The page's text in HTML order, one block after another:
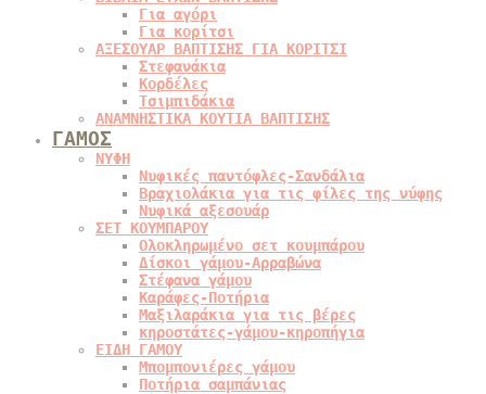
Για αγόρι
Για κορίτσι
ΑΞΕΣΟΥΑΡ ΒΑΠΤΙΣΗΣ ΓΙΑ ΚΟΡΙΤΣΙ
Στεφανάκια
Κορδέλες
Τσιμπιδάκια
ΑΝΑΜΝΗΣΤΙΚΑ ΚΟΥΤΙΑ ΒΑΠΤΙΣΗΣ
ΓΑΜΟΣ
ΝΥΦΗ
Νυφικές παντόφλες-Σανδάλια
Βραχιολάκια για τις φίλες της νύφης
Νυφικά αξεσουάρ
ΣΕΤ ΚΟΥΜΠΑΡΟΥ
Ολοκληρωμένο σετ κουμπάρου
Δίσκοι γάμου-Αρραβώνα
Στέφανα γάμου
Καράφες-Ποτήρια
Μαξιλαράκια για τις βέρες
κηροστάτες-γάμου-κηροπήγια
ΕΙΔΗ ΓΑΜΟΥ
Μπομπονιέρες γάμου
Ποτήρια σαμπάνιας